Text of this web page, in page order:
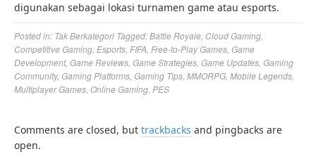
digunakan sebagai lokasi turnamen game atau esports.
Posted in: Tak Berkategori Tagged:Battle Royale Cloud Gaming
Competitive Gaming Esports FIFA Free-to-Play Games Game
Development, Game Reviews Game Strategies Game Updates Gaming
Community, Gaming Platforms Gaming Tips MMORPG Mobile Legends
Multiplayer Games Online Gaming PES
Comments are closed, but trackbacks and pingbacks are
open.